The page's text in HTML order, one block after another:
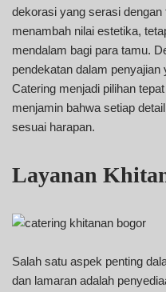
dekorasi yang serasi
menambah nilai estetika,
mendalam bagi para tamu.
pendekatan dalam
Catering menjadi pilihan
menjamin bahwa setiap
sesuai harapan.
Layanan
Salah satu aspek penting
dan lamaran adalah